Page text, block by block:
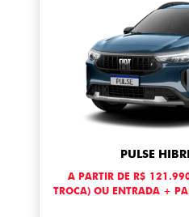
PULSE
A PARTIR DE R$
TROCA) OU ENTRADA +